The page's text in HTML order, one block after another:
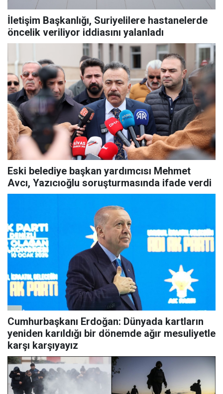
İletişim Başkanlığı, Suriyelilere hastanelerde
öncelik veriliyor iddiasını yalanladı
Eski belediye başkan yardımcısı Mehmet
Avcı, Yazıcıoğlu soruşturmasında ifade verdi
Cumhurbaşkanı Erdoğan: Dünyada kartların
yeniden karıldığı bir dönemde ağır mesuliyetle
karşı karşıyayız